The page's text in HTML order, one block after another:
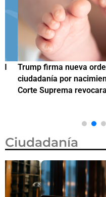
Trump firma nueva orden
ciudadanía por
Corte Suprema revocara
Ciudadanía